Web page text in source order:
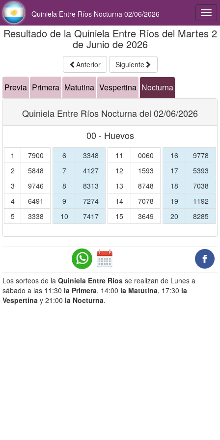
Quiniela Entre Ríos Nocturna 02/06/2026
Resultado de la Quiniela Entre Ríos del Martes 2
de Junio de 2026
Anterior Siguiente
Previa Primera Matutina Vespertina Nocturna
Quiniela Entre Ríos Nocturna del 02/06/2026
00 - Huevos
1
7900
2
5848
3
9746
4
6491
5
3338
6
3348
7
4127
8
8313
9
7274
10
7417
11
0060
12
1593
13
8748
14
7078
15
3649
16
9778
17
5393
18
7038
19
1192
20
8285
Los sorteos de la Quiniela Entre Ríos se realizan de Lunes a
sábado a las 11:30 la Primera, 14:00 la Matutina, 17:30 la
Vespertina y 21:00 la Nocturna.